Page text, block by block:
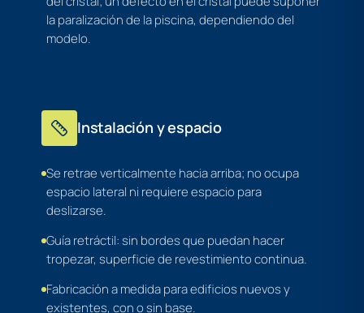
la paralización de la piscina, dependiendo del
modelo.
Instalación y espacio
Se retrae verticalmente hacia arriba; no ocupa
espacio lateral ni requiere espacio para
deslizarse.
Guía retráctil: sin bordes que puedan hacer
tropezar, superficie de revestimiento continua.
Fabricación a medida para edificios nuevos y
existentes, con o sin base.